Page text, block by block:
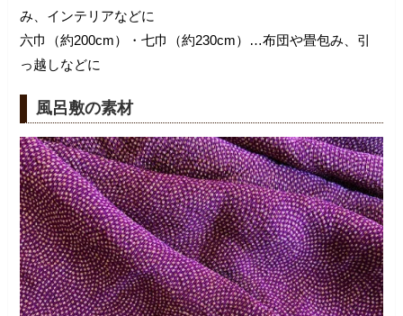
み、インテリアなどに
六巾（約200cm）・七巾（約230cm）…布団や畳包み、引
っ越しなどに
風呂敷の素材